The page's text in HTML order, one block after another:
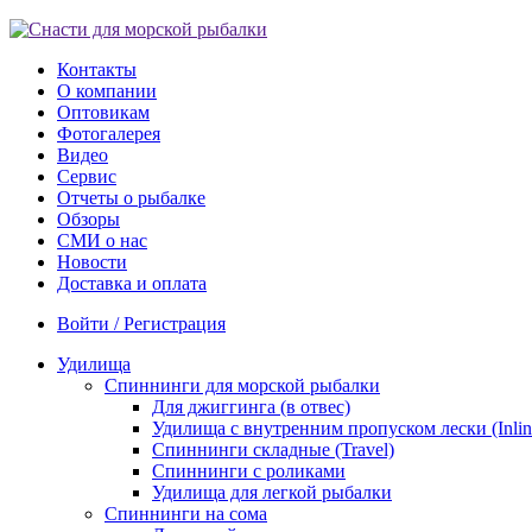
Контакты
О компании
Оптовикам
Фотогалерея
Видео
Сервис
Отчеты о рыбалке
Обзоры
СМИ о нас
Новости
Доставка и оплата
Войти / Регистрация
Удилища
Спиннинги для морской рыбалки
Для джиггинга (в отвес)
Удилища с внутренним пропуском лески
Спиннинги складные (Travel)
Спиннинги с роликами
Удилища для легкой рыбалки
Спиннинги на сома